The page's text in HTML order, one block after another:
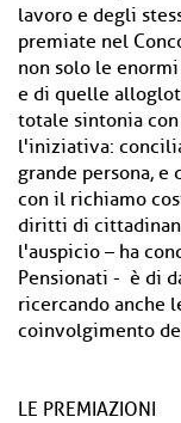
lavoro e degli
premiate nel
non solo le
e di quelle
totale sintonia
l'iniziativa:
grande persona,
con il richiamo
diritti di
l'auspicio – ha
Pensionati - è di
ricercando anche
coinvolgimento
LE PREMIAZIONI